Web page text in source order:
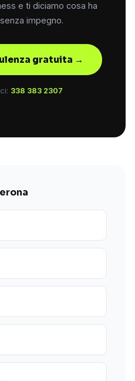
e ti diciamo cosa ha
impegno.
gratuita →
338 383 2307